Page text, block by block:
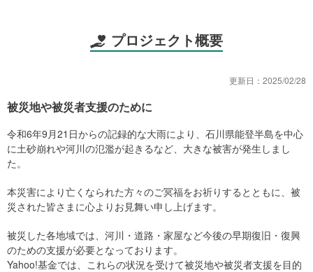
プロジェクト概要
更新日： 2025/02/28
被災地や被災者支援のために
令和6年9月21日からの記録的な大雨により、石川県能登半島を中心
に土砂崩れや河川の氾濫が起きるなど、大きな被害が発生しまし
た。
本災害により亡くなられた方々のご冥福をお祈りするとともに、被
災された皆さまに心よりお見舞い申し上げます。
被災した各地域では、河川・道路・家屋など今後の早期復旧・復興
のための支援が必要となっております。
Yahoo!基金では、これらの状況を受けて被災地や被災者支援を目的